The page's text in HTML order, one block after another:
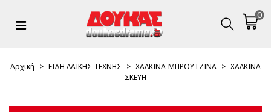
0
Αρχική > ΕΙΔΗ ΛΑΙΚΗΣ ΤΕΧΝΗΣ > ΧΑΛΚΙΝΑ-ΜΠΡΟΥΤΖΙΝΑ > ΧΑΛΚΙΝΑ
ΣΚΕΥΗ